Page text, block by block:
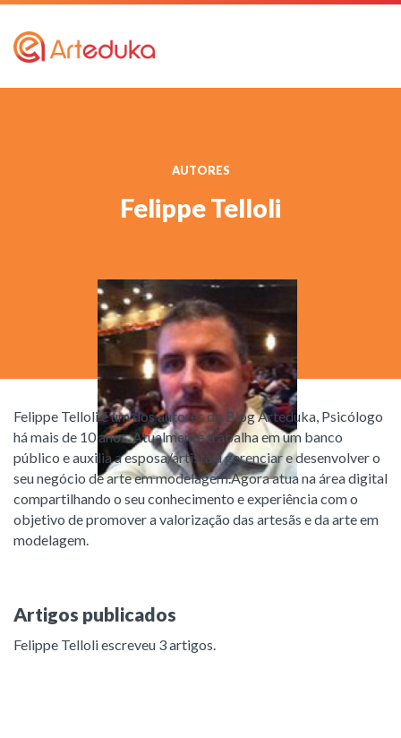
AUTORES
Felippe Telloli
Felippe Telloli é um dos autores do Blog Arteduka, Psicólogo
há mais de 10 anos. Atualmente trabalha em um banco
público e auxilia a esposa/artista a gerenciar e desenvolver o
seu negócio de arte em modelagem.Agora atua na área digital
compartilhando o seu conhecimento e experiência com o
objetivo de promover a valorização das artesãs e da arte em
modelagem.
Artigos publicados
Felippe Telloli escreveu 3 artigos.